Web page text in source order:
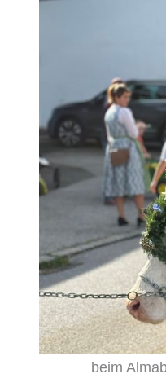
beim